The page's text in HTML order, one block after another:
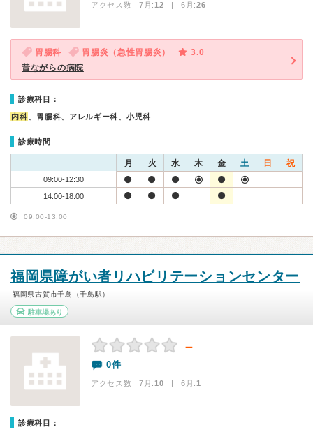
アクセス数 7月:12 | 6月:26
胃腸科 胃腸炎（急性胃腸炎）
3.0
昔ながらの病院
診療科目：
内科、胃腸科、アレルギー科、小児科
診療時間
月 火 水 木 金 土 日 祝
09:00-12:30
14:00-18:00
09:00-13:00
福岡県障がい者リハビリテーションセンター
福岡県古賀市千鳥（千鳥駅）
駐車場あり
－
0件
アクセス数 7月:10 | 6月:1
診療科目：